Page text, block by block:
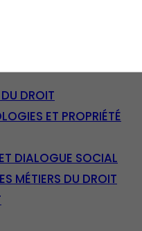
DROIT
ET PROPRIÉTÉ
DIALOGUE SOCIAL
MÉTIERS DU DROIT